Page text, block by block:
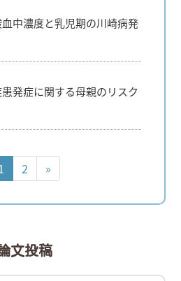
中濃度と乳児期の川崎病発
発症に関する母親のリスク
1 2 »
文投稿